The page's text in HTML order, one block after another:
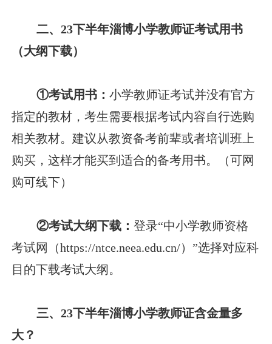
二、23下半年淄博小学教师证考试用书
（大纲下载）
①考试用书：小学教师证考试并没有官方
指定的教材，考生需要根据考试内容自行选购
相关教材。建议从教资备考前辈或者培训班上
购买，这样才能买到适合的备考用书。（可网
购可线下）
②考试大纲下载：登录“中小学教师资格
考试网（https://ntce.neea.edu.cn/）”选择对应科
目的下载考试大纲。
三、23下半年淄博小学教师证含金量多
大？